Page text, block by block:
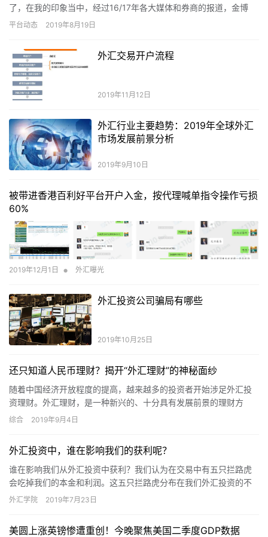
了，在我的印象当中，经过16/17年各大媒体和券商的报道，金博
会、还有央视新闻的宣传，这个被全球公认的最大的投资理财产
平台动态 2019年8月19日
外汇交易开户流程
2019年11月12日
外汇行业主要趋势：2019年全球外汇
市场发展前景分析
2019年9月10日
被带进香港百利好平台开户入金，按代理喊单指令操作亏损
60%
2019年12月1日 • 外汇曝光
外汇投资公司骗局有哪些
2019年10月25日
还只知道人民币理财？揭开“外汇理财”的神秘面纱
随着中国经济开放程度的提高，越来越多的投资者开始涉足外汇投
资理财。外汇理财，是一种新兴的、十分具有发展前景的理财方
式，是指个人购买理财产品时的货币只针对自由兑换的外国货币，
综合 2019年9月4日
外汇投资中，谁在影响我们的获利呢？
谁在影响我们从外汇投资中获利？我们认为在交易中有五只拦路虎
会吃掉我们的本金和利润。这五只拦路虎分布在我们外汇投资的不
同环节，任何一只都可能吃掉我们的利润甚至本金。要到达投资获
外汇学院 2019年7月23日
美圆上涨英镑惨遭重创！今晚聚焦美国二季度GDP数据